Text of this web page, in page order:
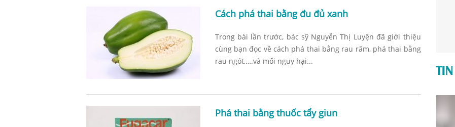
Cách phá thai bằng đu đủ xanh
Trong bài lần trước, bác sỹ Nguyễn Thị Luyện đã giới thiệu
cùng bạn đọc về cách phá thai bằng rau răm, phá thai bằng
rau ngót,….và mối nguy hại...
Phá thai bằng thuốc tẩy giun